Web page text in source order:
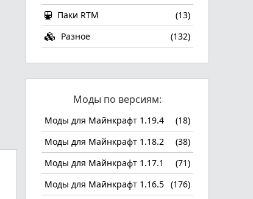
Паки RTM
(13)
Разное
(132)
Моды по версиям:
Моды для Майнкрафт 1.19.4
(18)
Моды для Майнкрафт 1.18.2
(38)
Моды для Майнкрафт 1.17.1
(71)
Моды для Майнкрафт 1.16.5 (176)